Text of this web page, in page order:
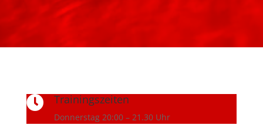
 Trainingszeiten
Donnerstag 20:00 – 21.30 Uhr